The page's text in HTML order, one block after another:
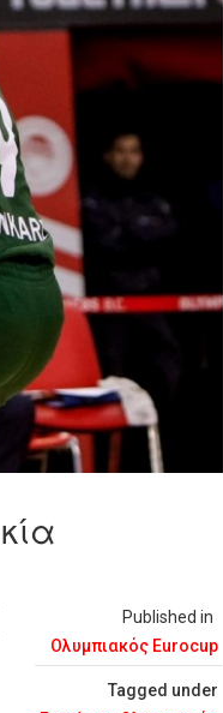
Published in
Ολυμπιακός Eurocup
Tagged under